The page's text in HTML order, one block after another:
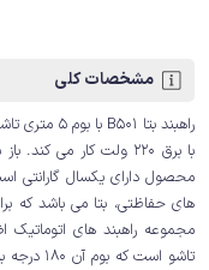
مشخصات کلی
محصول دارای یکسال گارانتی
های حفاظتی، بتا می باشد که
تاشو است که بوم آن 180 درجه به روی خود